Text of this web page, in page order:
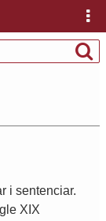
i sentenciar.
XIX